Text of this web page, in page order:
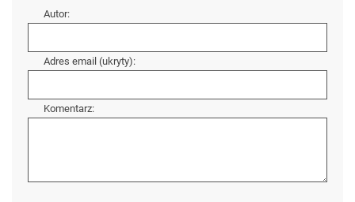
Autor:
Adres email (ukryty):
Komentarz: